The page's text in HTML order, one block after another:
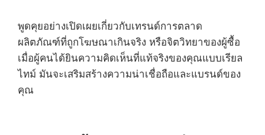
พูดคุยอย่างเปิดเผยเกี่ยวกับเทรนด์การตลาด
ผลิตภัณฑ์ที่ถูกโฆษณาเกินจริง หรือจิตวิทยาของผู้ซื้อ
เมื่อผู้คนได้ยินความคิดเห็นที่แท้จริงของคุณแบบเรียล
ไทม์ มันจะเสริมสร้างความน่าเชื่อถือและแบรนด์ของ
คุณ